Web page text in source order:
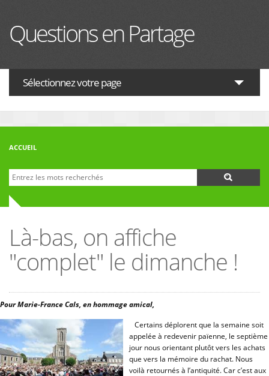
Questions en Partage
Sélectionnez votre page
ACTUALITES
FORUM
ACCUEIL
Formulaire de recherche
Recherche
Là-bas, on affiche
"complet" le dimanche !
Pour Marie-France Cals, en hommage amical,
Certains déplorent que la semaine soit
appelée à redevenir païenne, le septième
jour nous orientant plutôt vers les achats
que vers la mémoire du rachat. Nous
voilà retournés à l’antiquité. Car c’est aux